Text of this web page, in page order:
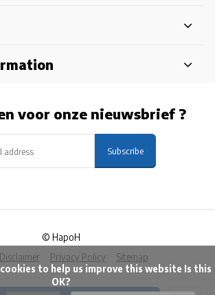
voor onze nieuwsbrief ?
Subscribe
Disclaimer Privacy Policy Sitemap
© HapoH
OK?